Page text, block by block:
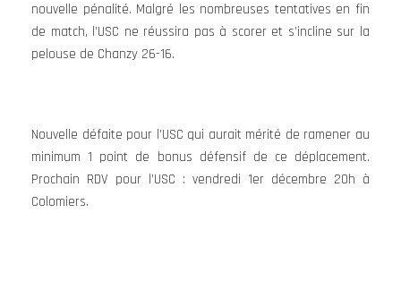
nouvelle pénalité. Malgré les nombreuses tentatives en fin
de match, l’USC ne réussira pas à scorer et s’incline sur la
pelouse de Chanzy 26-16.
Nouvelle défaite pour l’USC qui aurait mérité de ramener au
minimum 1 point de bonus défensif de ce déplacement.
Prochain RDV pour l’USC : vendredi 1er décembre 20h à
Colomiers.